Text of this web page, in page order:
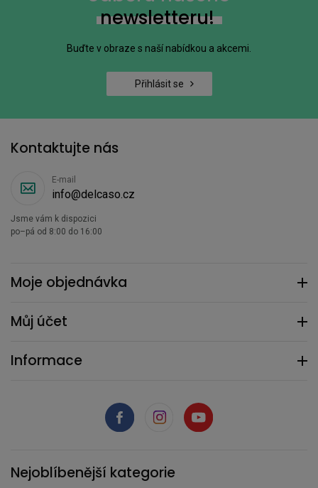
newsletteru!
Buďte v obraze s naší nabídkou a akcemi.
Přihlásit se
Moje objednávka
Můj účet
Informace
Kontaktujte nás
E-mail
info@delcaso.cz
Jsme vám k dispozici
po–pá od 8:00 do 16:00
Nejoblíbenější kategorie